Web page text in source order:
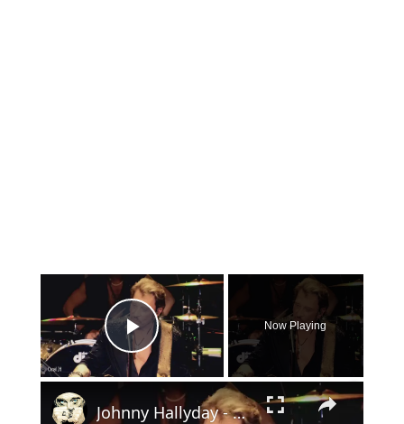
×
Play Video
Now Playing
×
Johnny Hallyday - Dead or alive - Théâtre de Paris 2013